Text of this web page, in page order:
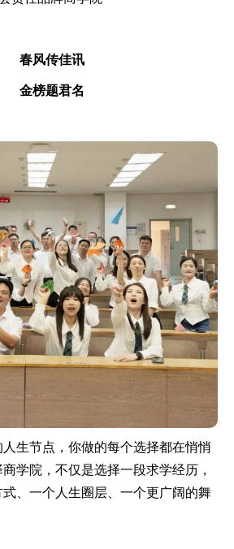
春风传佳讯
金榜题君名
生节点，你做的每个选择都在悄悄
学院，不仅是选择一段求学经历，
、一个人生圈层、一个更广阔的舞